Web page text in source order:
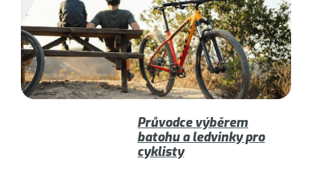
Průvodce výběrem
batohu a ledvinky pro
cyklisty